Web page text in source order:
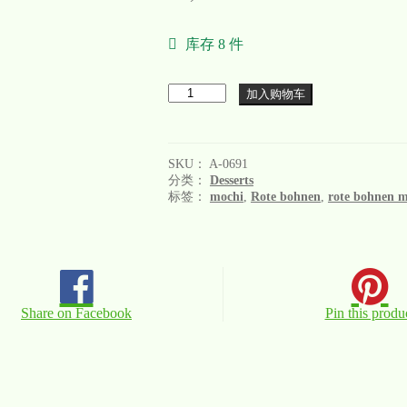
库存 8 件
加入购物车
SKU： A-0691
分类： Desserts
标签： mochi, Rote bohnen, rote bohnen
Share on Facebook Pin this